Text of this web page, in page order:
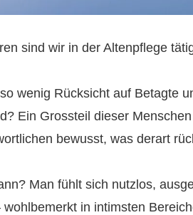
sind wir in der Altenpflege
wenig Rücksicht auf Betagte
Ein Grossteil dieser
bewusst, was derart
Man fühlt sich nutzlos,
in intimsten